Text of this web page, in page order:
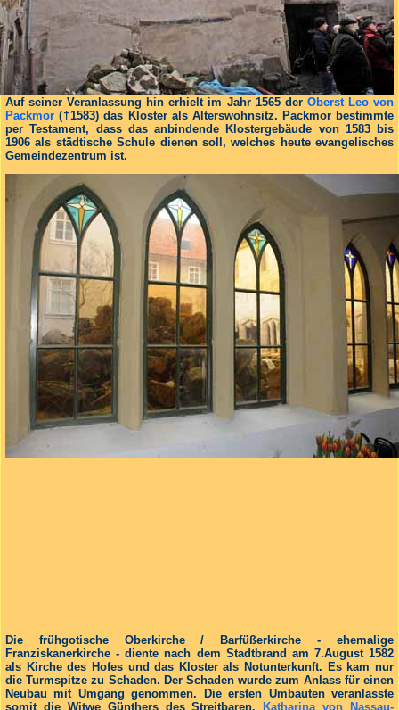
Auf seiner Veranlassung hin erhielt im Jahr 1565 der Oberst Leo von
Packmor (†1583) das Kloster als Alterswohnsitz. Packmor bestimmte
per Testament, dass das anbindende Klostergebäude von 1583 bis
1906 als städtische Schule dienen soll, welches heute evangelisches
Gemeindezentrum ist.
Die frühgotische Oberkirche / Barfüßerkirche - ehemalige
Franziskanerkirche - diente nach dem Stadtbrand am 7.August 1582
als Kirche des Hofes und das Kloster als Notunterkunft. Es kam nur
die Turmspitze zu Schaden. Der Schaden wurde zum Anlass für einen
Neubau mit Umgang genommen. Die ersten Umbauten veranlasste
somit die Witwe Günthers des Streitbaren,
Katharina von Nassau-